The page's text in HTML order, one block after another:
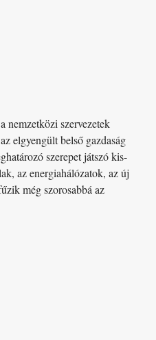
nemzetközi szervezetek
elgyengült belső gazdaság
szerepet játszó kis-
az energiahálózatok, az új
még szorosabbá az